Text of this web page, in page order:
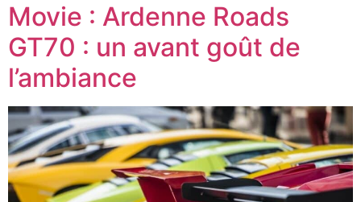
Movie : Ardenne Roads
GT70 : un avant goût de
l’ambiance